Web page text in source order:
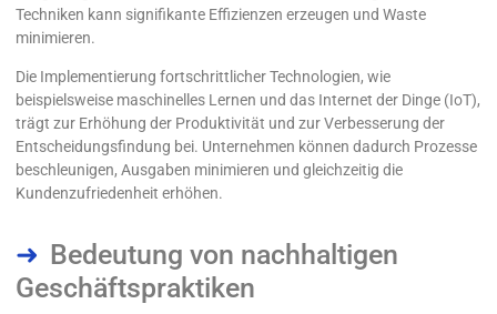
Techniken kann signifikante Effizienzen erzeugen und Waste
minimieren.
Die Implementierung fortschrittlicher Technologien, wie
beispielsweise maschinelles Lernen und das Internet der Dinge (IoT),
trägt zur Erhöhung der Produktivität und zur Verbesserung der
Entscheidungsfindung bei. Unternehmen können dadurch Prozesse
beschleunigen, Ausgaben minimieren und gleichzeitig die
Kundenzufriedenheit erhöhen.
Bedeutung von nachhaltigen
Geschäftspraktiken